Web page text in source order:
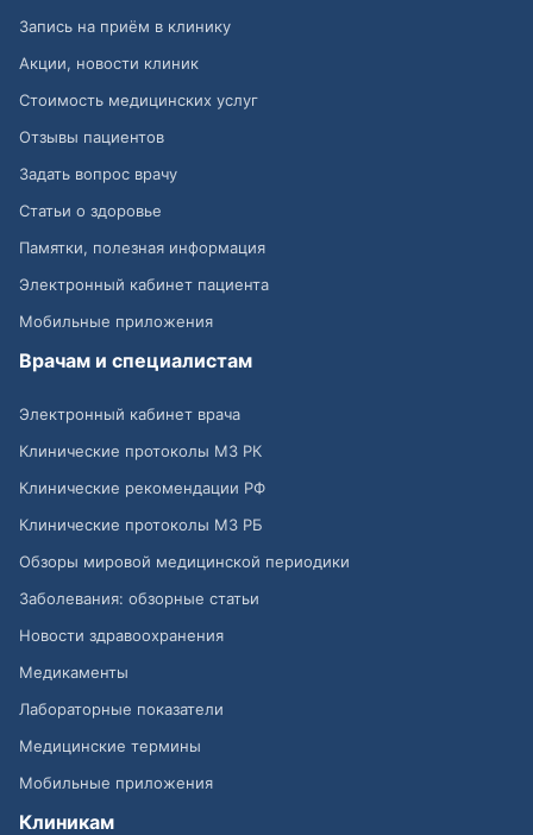
Запись на приём в клинику
Акции, новости клиник
Стоимость медицинских услуг
Отзывы пациентов
Задать вопрос врачу
Статьи о здоровье
Памятки, полезная информация
Электронный кабинет пациента
Мобильные приложения
Врачам и специалистам
Электронный кабинет врача
Клинические протоколы МЗ РК
Клинические рекомендации РФ
Клинические протоколы МЗ РБ
Обзоры мировой медицинской периодики
Заболевания: обзорные статьи
Новости здравоохранения
Медикаменты
Лабораторные показатели
Медицинские термины
Мобильные приложения
Клиникам